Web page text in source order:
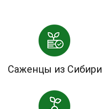
Саженцы из Сибири